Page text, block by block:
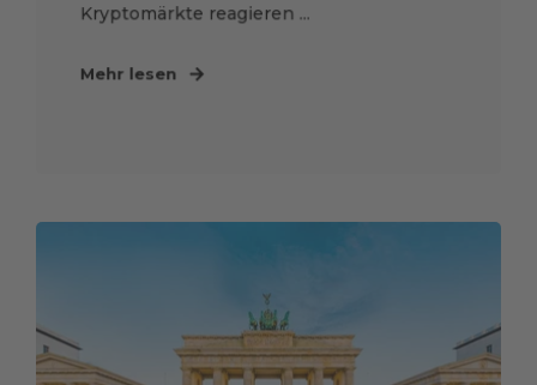
Kryptomärkte reagieren ...
Mehr lesen